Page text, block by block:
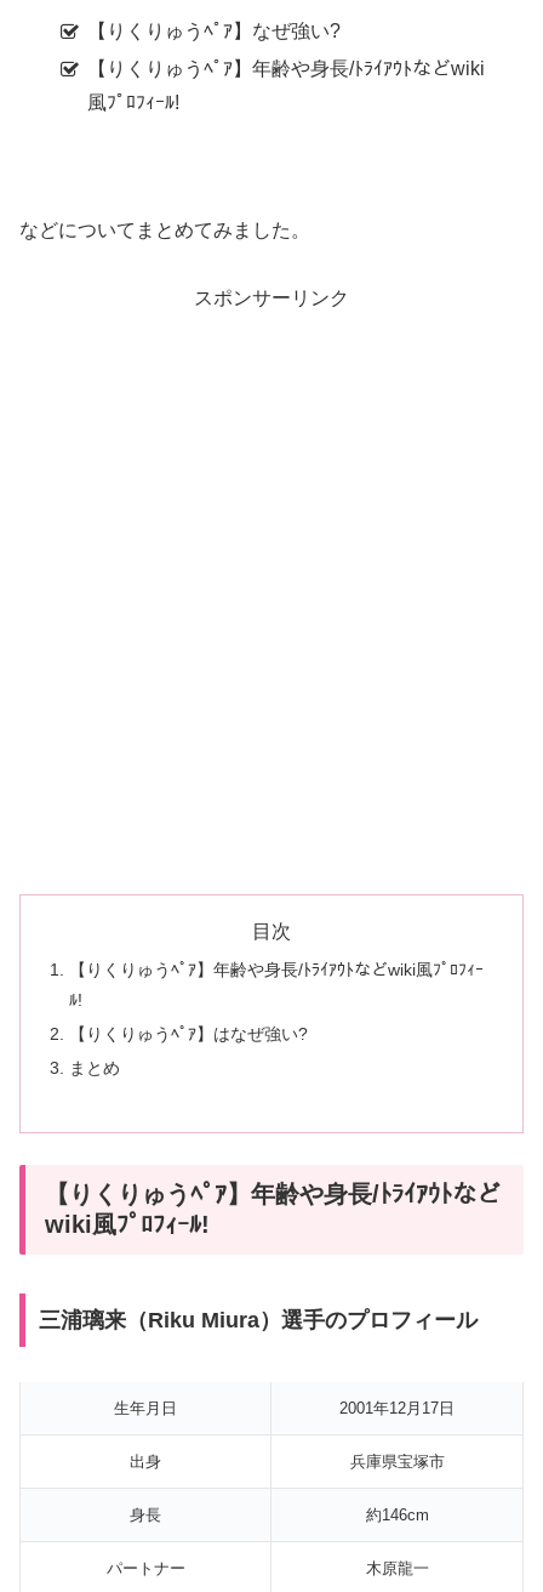
【りくりゅうﾍﾟｱ】なぜ強い?
【りくりゅうﾍﾟｱ】年齢や身長/ﾄﾗｲｱｳﾄなどwiki
風ﾌﾟﾛﾌｨｰﾙ!
などについてまとめてみました。
スポンサーリンク
目次
【りくりゅうﾍﾟｱ】年齢や身長/ﾄﾗｲｱｳﾄなどwiki風ﾌﾟﾛﾌｨｰ
ﾙ!
【りくりゅうﾍﾟｱ】はなぜ強い?
まとめ
【りくりゅうﾍﾟｱ】年齢や身長/ﾄﾗｲｱｳﾄなど
wiki風ﾌﾟﾛﾌｨｰﾙ!
三浦璃来（Riku Miura）選手のプロフィール
生年月日 2001年12月17日
出身 兵庫県宝塚市
身長 約146cm
パートナー 木原龍一